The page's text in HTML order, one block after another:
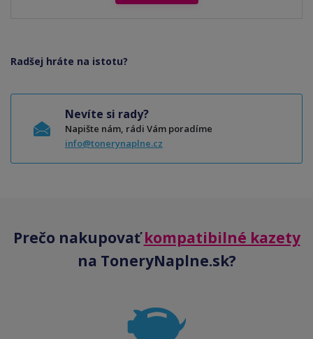
Radšej hráte na istotu?
Nevíte si rady?
Napište nám, rádi Vám poradíme
info@tonerynaplne.cz
Prečo nakupovaťkompatibilné kazety
na ToneryNaplne.sk?